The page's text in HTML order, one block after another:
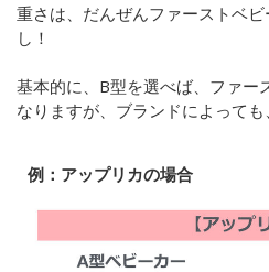
重さは、だんぜんファーストベ
し！
基本的に、B型を選べば、ファー
なりますが、ブランドによっても
例：アップリカの場合